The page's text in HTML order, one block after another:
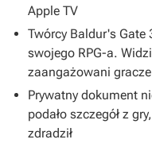
Apple TV
Twórcy Baldur's Gate
swojego RPG-a.
zaangażowani gracze
Prywatny dokument
podało szczegół z
zdradził